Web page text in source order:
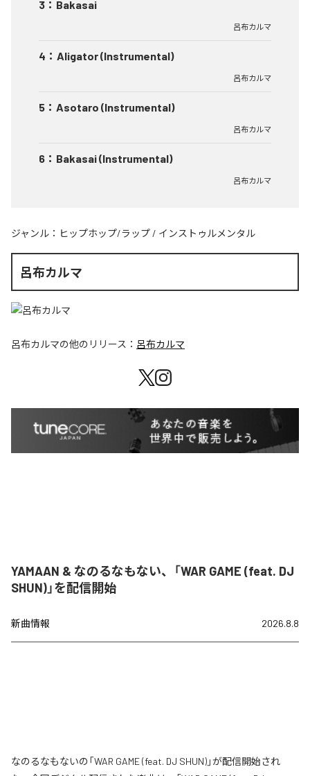
3 ： Bakasai
呂布カルマ
4 ： Aligator (Instrumental)
呂布カルマ
5 ： Asotaro (Instrumental)
呂布カルマ
6 ： Bakasai (Instrumental)
呂布カルマ
ジャンル： ヒップホップ/ラップ / インストゥルメンタル
呂布カルマ
呂布カルマの他のリリース： 呂布カルマ
YAMAAN & なのるなもない、「WAR GAME (feat. DJ
SHUN)」を配信開始
新曲情報 2026.8.8
なのるなもないの「WAR GAME (feat. DJ SHUN)」が配信開始され